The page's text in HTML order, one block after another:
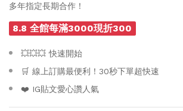
多年指定長期合作！
8.8 全館每滿3000現折300
💥💥💥 快速開始
🛒 線上訂購最便利！30秒下單超快速
❤️ IG貼文愛心讚人氣